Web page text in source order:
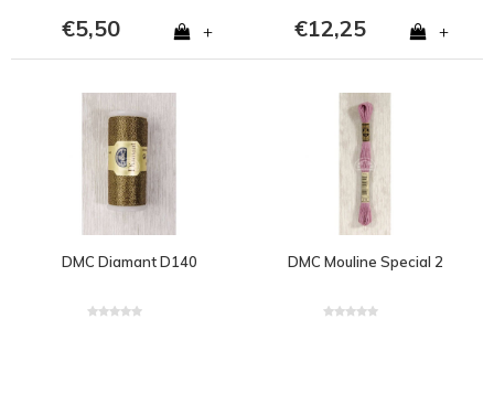
€5,50 + €12,25 +
DMC Diamant D140 DMC Mouline Special 2